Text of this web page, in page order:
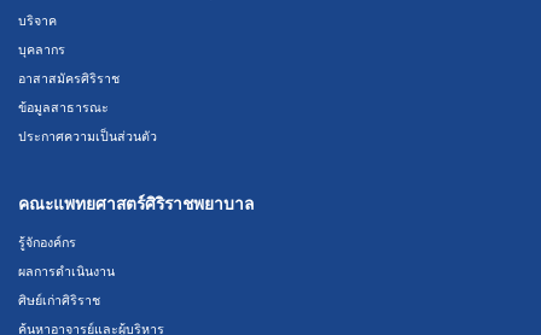
บริจาค
บุคลากร
อาสาสมัครศิริราช
ข้อมูลสาธารณะ
ประกาศความเป็นส่วนตัว
คณะแพทยศาสตร์ศิริราชพยาบาล
รู้จักองค์กร
ผลการดำเนินงาน
ศิษย์เก่าศิริราช
ค้นหาอาจารย์และผู้บริหาร